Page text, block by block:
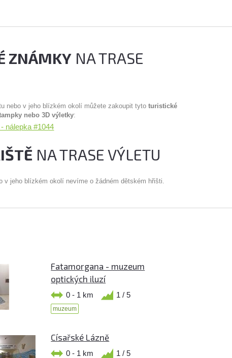
ZNÁMKY NA TRASE
nebo v jeho blízkém okolí můžete zakoupit tytoturistické
nebo 3D výletky:
nálepka #1044
NA TRASE VÝLETU
v jeho blízkém okolí nevíme o žádném dětském hřišti.
Fatamorgana - muzeum
optických iluzí
0 - 1 km 1 / 5
muzeum
Císařské Lázně
0 - 1 km 1 / 5